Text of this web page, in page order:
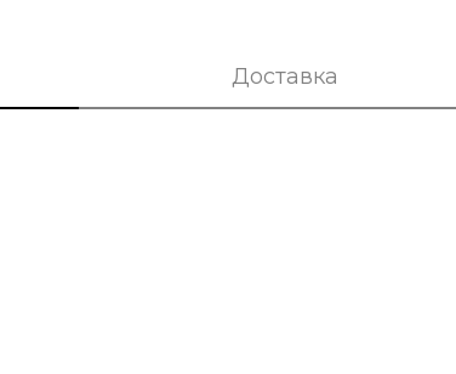
Доставка